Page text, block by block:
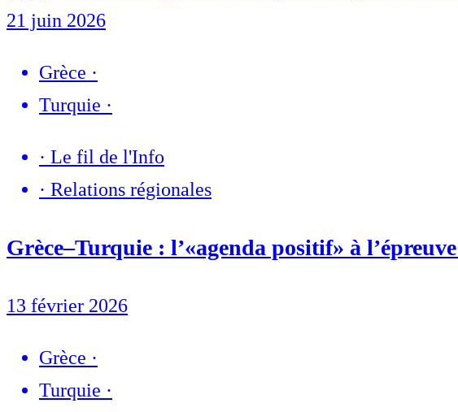
21 juin 2026
Grèce ·
Turquie ·
· Le fil de l'Info
· Relations régionales
Grèce–Turquie : l’«agenda positif» à
13 février 2026
Grèce ·
Turquie ·